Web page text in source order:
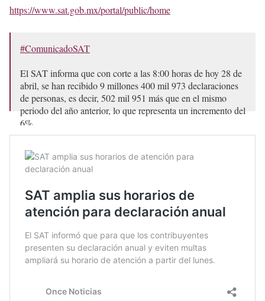
https://www.sat.gob.mx/portal/public/home
#ComunicadoSAT
El SAT informa que con corte a las 8:00 horas de hoy 28 de
abril, se han recibido 9 millones 400 mil 973 declaraciones
de personas, es decir, 502 mil 951 más que en el mismo
periodo del año anterior, lo que representa un incremento del
6%.
Cabe destacar que hasta…
— SATMX (@SATMX)